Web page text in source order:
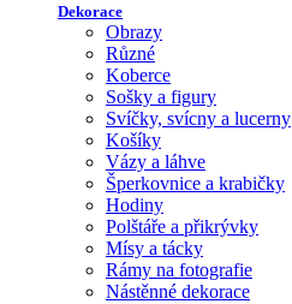
Dekorace
Obrazy
Různé
Koberce
Sošky a figury
Svíčky, svícny a lucerny
Košíky
Vázy a láhve
Šperkovnice a krabičky
Hodiny
Polštáře a přikrývky
Mísy a tácky
Rámy na fotografie
Nástěnné dekorace